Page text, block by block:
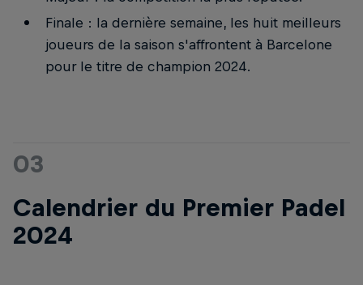
Finale : la dernière semaine, les huit meilleurs
joueurs de la saison s'affrontent à Barcelone
pour le titre de champion 2024.
03
Calendrier du Premier Padel
2024